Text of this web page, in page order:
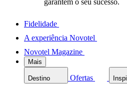
garantem o seu sucesso.
Fidelidade
A experiência Novotel
Novotel Magazine
Mais
Destino Ofertas